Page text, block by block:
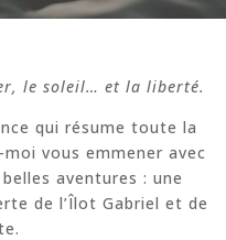
le soleil… et la liberté.
qui résume toute la
vous emmener avec
aventures : une
de l’Îlot Gabriel et de